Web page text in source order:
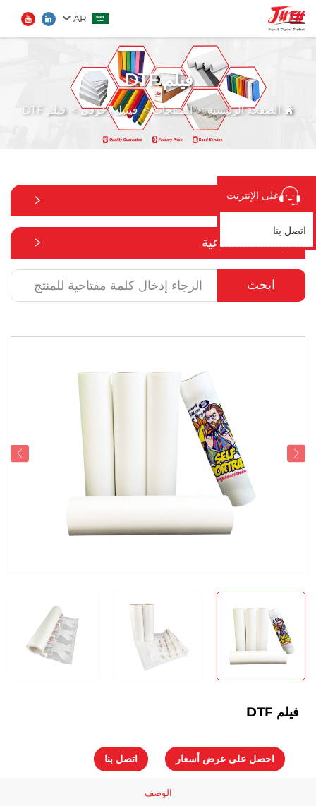
AR
الصفحة الرئيسية
تطبيق
الأخبار
اتصل بنا
ابحث
على الإنترنت
اتصل بنا
فيلم DTF
الصفحة الرئيسية>المنتجات>فينيل زخرفي>فيلم DTF
جميع الفئات
جميع الفئات الفرعية
ابحث
فيلم DTF
احصل على عرض أسعار اتصل بنا
الوصف